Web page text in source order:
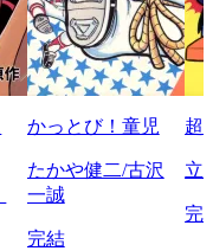
かっとび！童児
たかや健二/古沢
一誠
完結
超
立
完